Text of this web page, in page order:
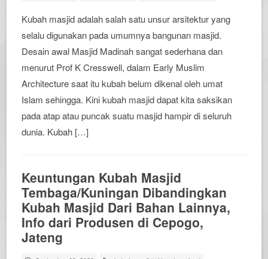
Kubah masjid adalah salah satu unsur arsitektur yang
selalu digunakan pada umumnya bangunan masjid.
Desain awal Masjid Madinah sangat sederhana dan
menurut Prof K Cresswell, dalam Early Muslim
Architecture saat itu kubah belum dikenal oleh umat
Islam sehingga. Kini kubah masjid dapat kita saksikan
pada atap atau puncak suatu masjid hampir di seluruh
dunia. Kubah […]
Keuntungan Kubah Masjid
Tembaga/Kuningan Dibandingkan
Kubah Masjid Dari Bahan Lainnya,
Info dari Produsen di Cepogo,
Jateng